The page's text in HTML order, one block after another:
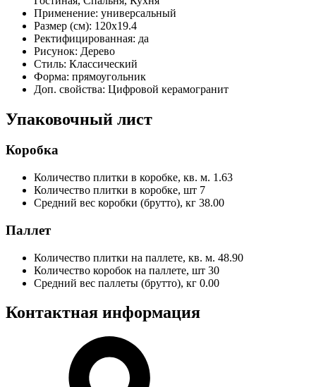
Применение: универсальный
Размер (см): 120x19.4
Ректифицированная: да
Рисунок: Дерево
Стиль: Классический
Форма: прямоугольник
Доп. свойства: Цифровой керамогранит
Упаковочный лист
Коробка
Количество плитки в коробке, кв. м. 1.63
Количество плитки в коробке, шт 7
Средний вес коробки (брутто), кг 38.00
Паллет
Количество плитки на паллете, кв. м. 48.90
Количество коробок на паллете, шт 30
Средний вес паллеты (брутто), кг 0.00
Контактная информация